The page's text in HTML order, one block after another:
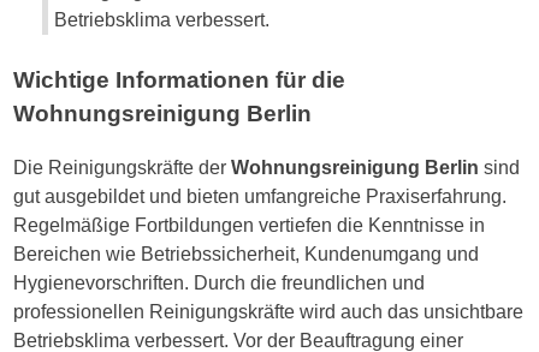
Betriebsklima verbessert.
Wichtige Informationen für die
Wohnungsreinigung Berlin
Die Reinigungskräfte derWohnungsreinigung Berlin sind
gut ausgebildet und bieten umfangreiche Praxiserfahrung.
Regelmäßige Fortbildungen vertiefen die Kenntnisse in
Bereichen wie Betriebssicherheit, Kundenumgang und
Hygienevorschriften. Durch die freundlichen und
professionellen Reinigungskräfte wird auch das unsichtbare
Betriebsklima verbessert. Vor der Beauftragung einer